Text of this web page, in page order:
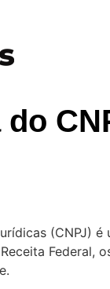
(CNPJ)
Federal,